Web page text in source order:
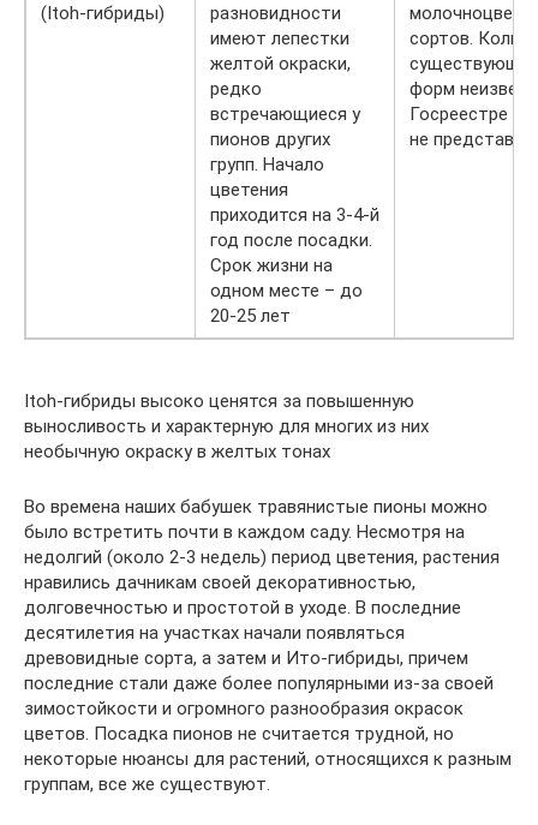
(Itoh-гибриды)
разновидности
имеют лепестки
желтой окраски,
редко
встречающиеся у
пионов других
групп. Начало
цветения
приходится на 3-4-й
год после посадки.
Срок жизни на
одном месте – до
20-25 лет
сортов.
форм
Госреестре
не
Itoh-гибриды высоко ценятся за повышенную
выносливость и характерную для многих из них
необычную окраску в желтых тонах
Во времена наших бабушек травянистые пионы можно
было встретить почти в каждом саду. Несмотря на
недолгий (около 2-3 недель) период цветения, растения
нравились дачникам своей декоративностью,
долговечностью и простотой в уходе. В последние
десятилетия на участках начали появляться
древовидные сорта, а затем и Ито-гибриды, причем
последние стали даже более популярными из-за своей
зимостойкости и огромного разнообразия окрасок
цветов. Посадка пионов не считается трудной, но
некоторые нюансы для растений, относящихся к разным
группам, все же существуют.